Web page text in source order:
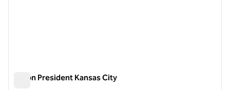
Hilton President Kansas City